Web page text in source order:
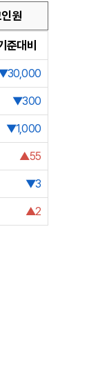
원
준대비
▼300
▼1,000
▲55
▼3
▲2